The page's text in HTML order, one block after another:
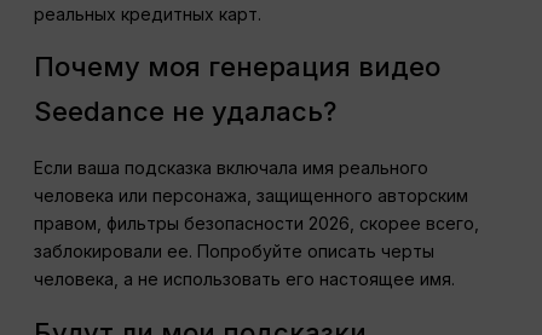
реальных кредитных карт.
Почему моя генерация видео
Seedance не удалась?
Если ваша подсказка включала имя реального
человека или персонажа, защищенного авторским
правом, фильтры безопасности 2026, скорее всего,
заблокировали ее. Попробуйте описать черты
человека, а не использовать его настоящее имя.